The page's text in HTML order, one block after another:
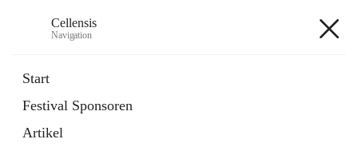
Cellensis
Navigation
Start
Festival Sponsoren
Artikel